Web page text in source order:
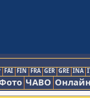
FAI FIN FRA GER GRE INA
ЧАВО